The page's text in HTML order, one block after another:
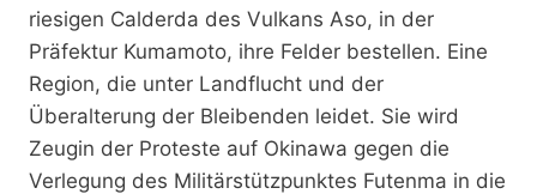
riesigen Calderda des Vulkans Aso, in der
Präfektur Kumamoto, ihre Felder bestellen. Eine
Region, die unter Landflucht und der
Überalterung der Bleibenden leidet. Sie wird
Zeugin der Proteste auf Okinawa gegen die
Verlegung des Militärstützpunktes Futenma in die